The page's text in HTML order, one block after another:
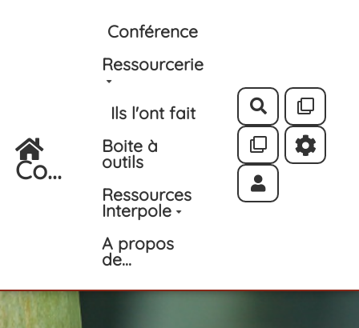
Aller au contenu principal
Co...
Conférence
Ressourcerie
Ils l'ont fait
Boite à
outils
Ressources
Interpole
A propos
de...
Rechercher